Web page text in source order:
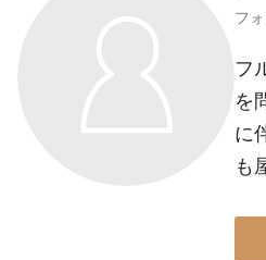
フ
フ
を
に
も